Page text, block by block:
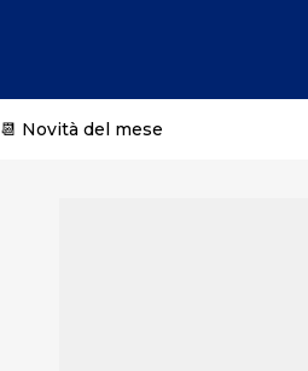
📆 Novità del mese